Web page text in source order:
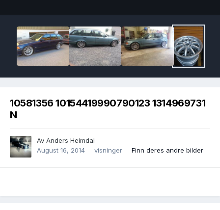
10581356 10154419990790123 1314969731
N
Av Anders Heimdal
August 16, 2014
visninger Finn deres andre bilder